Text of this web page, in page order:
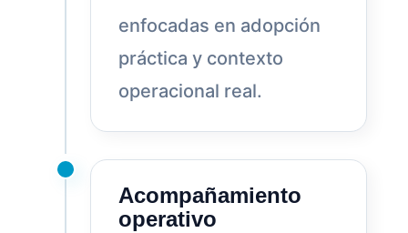
enfocadas en adopción
práctica y contexto
operacional real.
Acompañamiento
operativo